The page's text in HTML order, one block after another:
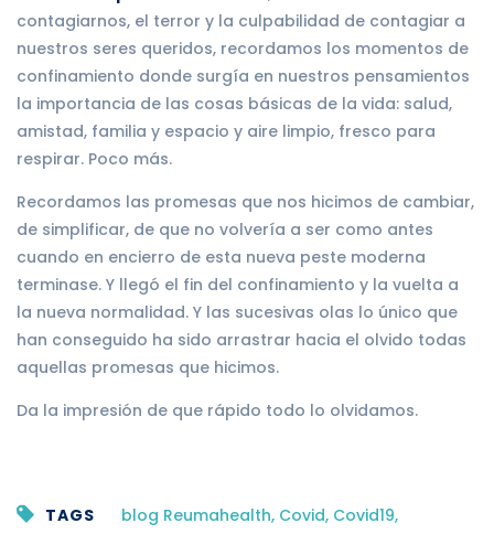
contagiarnos, el terror y la culpabilidad de contagiar a
nuestros seres queridos, recordamos los momentos de
confinamiento donde surgía en nuestros pensamientos
la importancia de las cosas básicas de la vida: salud,
amistad, familia y espacio y aire limpio, fresco para
respirar. Poco más.
Recordamos las promesas que nos hicimos de cambiar,
de simplificar, de que no volvería a ser como antes
cuando en encierro de esta nueva peste moderna
terminase. Y llegó el fin del confinamiento y la vuelta a
la nueva normalidad. Y las sucesivas olas lo único que
han conseguido ha sido arrastrar hacia el olvido todas
aquellas promesas que hicimos.
Da la impresión de que rápido todo lo olvidamos.
TAGS blog Reumahealth, Covid, Covid19,